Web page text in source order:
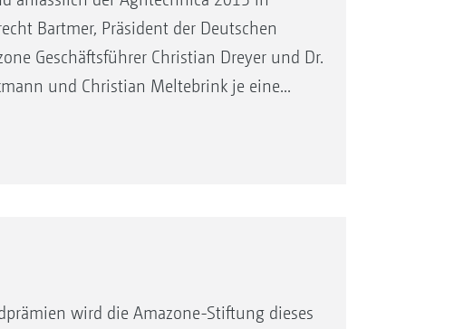
Bartmer, Präsident der Deutschen
Geschäftsführer Christian Dreyer und Dr.
und Christian Meltebrink je eine...
wird die Amazone-Stiftung dieses